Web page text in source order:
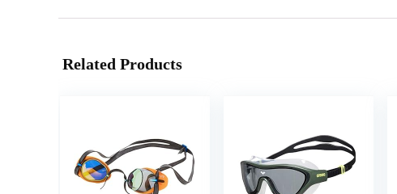
Related Products